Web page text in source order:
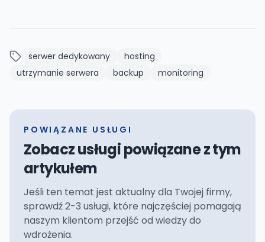
serwer dedykowany
hosting
utrzymanie serwera
backup monitoring
POWIĄZANE USŁUGI
Zobacz usługi powiązane z tym
artykułem
Jeśli ten temat jest aktualny dla Twojej firmy,
sprawdź 2-3 usługi, które najczęściej pomagają
naszym klientom przejść od wiedzy do
wdrożenia.